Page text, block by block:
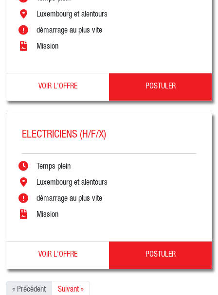
Luxembourg et alentours
démarrage au plus vite
Mission
VOIR L'OFFRE POSTULER
ELECTRICIENS (H/F/X)
Temps plein
Luxembourg et alentours
démarrage au plus vite
Mission
VOIR L'OFFRE POSTULER
« Précédent Suivant »